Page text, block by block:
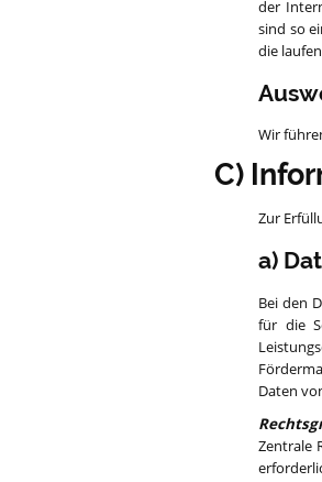
der
sind so
die
Wir
C)
Zur
a)
Bei den
für die
Daten
Zentrale